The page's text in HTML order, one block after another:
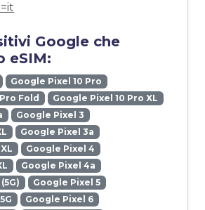
Google che
eSIM:
Google Pixel 10 Pro
Fold
Google Pixel 10 Pro XL
Google Pixel 3
Google Pixel 3a
Google Pixel 4
Google Pixel 4a
Google Pixel 5
Google Pixel 6